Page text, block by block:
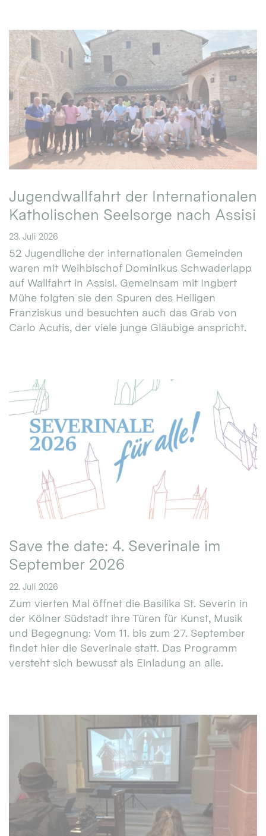
Jugendwallfahrt der Internationalen
Katholischen Seelsorge nach Assisi
23. Juli 2026
52 Jugendliche der internationalen Gemeinden
waren mit Weihbischof Dominikus Schwaderlapp
auf Wallfahrt in Assisi. Gemeinsam mit Ingbert
Mühe folgten sie den Spuren des Heiligen
Franziskus und besuchten auch das Grab von
Carlo Acutis, der viele junge Gläubige anspricht.
Save the date: 4. Severinale im
September 2026
22. Juli 2026
Zum vierten Mal öffnet die Basilika St. Severin in
der Kölner Südstadt ihre Türen für Kunst, Musik
und Begegnung: Vom 11. bis zum 27. September
findet hier die Severinale statt. Das Programm
versteht sich bewusst als Einladung an alle.